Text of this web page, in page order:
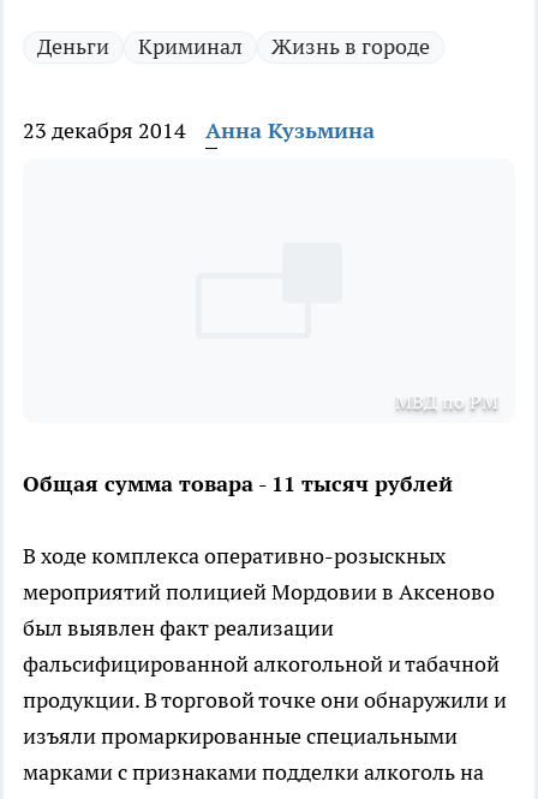
Деньги Криминал Жизнь в городе
23 декабря 2014 Анна Кузьмина
МВД по РМ
Общая сумма товара - 11 тысяч рублей
В ходе комплекса оперативно-розыскных
мероприятий полицией Мордовии в Аксеново
был выявлен факт реализации
фальсифицированной алкогольной и табачной
продукции. В торговой точке они обнаружили и
изъяли промаркированные специальными
марками с признаками подделки алкоголь на